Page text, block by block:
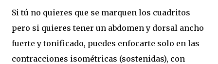
Si tú no quieres que se marquen los cuadritos
pero si quieres tener un abdomen y dorsal ancho
fuerte y tonificado, puedes enfocarte solo en las
contracciones isométricas (sostenidas), con